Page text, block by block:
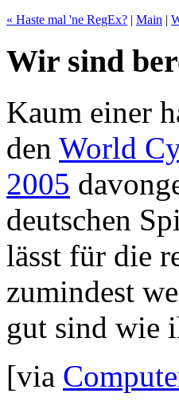
« Haste mal 'ne RegEx? | Main |
Wir sind
Kaum einer
den World
2005
deutschen
lässt für die
zumindest
gut sind wie
[via